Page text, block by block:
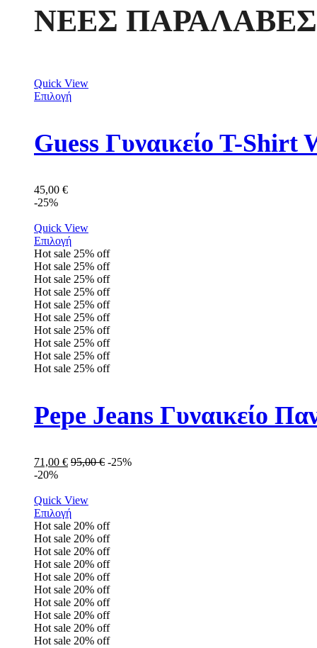
ΝΕΕΣ ΠΑΡΑΛΑΒΕΣ
Quick View
Επιλογή
Guess Γυναικείο Τ-
45,00 €
-25%
Quick View
Επιλογή
Hot sale 25% off
Hot sale 25% off
Hot sale 25% off
Hot sale 25% off
Hot sale 25% off
Hot sale 25% off
Hot sale 25% off
Hot sale 25% off
Hot sale 25% off
Hot sale 25% off
Pepe Jeans Γυναικείο
71,00 € 95,00€ -25%
-20%
Quick View
Επιλογή
Hot sale 20% off
Hot sale 20% off
Hot sale 20% off
Hot sale 20% off
Hot sale 20% off
Hot sale 20% off
Hot sale 20% off
Hot sale 20% off
Hot sale 20% off
Hot sale 20% off